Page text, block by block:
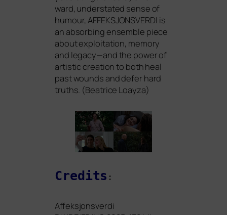
ward, under­sta­ted sen­se of
humour,AFFEKSJONSVERDI is
an absor­bing ensem­ble pie­ce
about explo­ita­ti­on, memo­ry
and legacy—and the power of
artis­tic crea­ti­on to both heal
past wounds and defer hard
truths. (Beatrice Loayza)
Credits :
Affeksjonsverdi